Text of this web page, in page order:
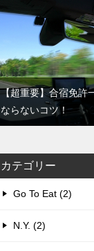
【超重要】合宿免許
ならないコツ！
カテゴリー
Go To Eat (2)
N.Y. (2)